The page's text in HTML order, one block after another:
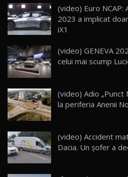
22
Noua Mazda 6e /
26:59
23
Lynk & Co 01 /
25:19
24
ZEEKR 009: Cel
Van Electric
26:38
25
mai Exclusiv și
Moldova
32:21
26
(video) Euro
2023 a implicat
iX1
(video) GENEVA
celui mai scump
(video) Adio „Punct
la periferia Anenii
(video) Accident
Dacia. Un șofer a